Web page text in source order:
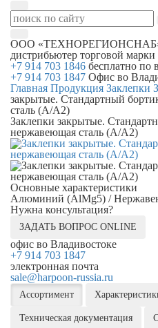
ООО
дистрибьютер торговой марки
+7 914 703 1846 бесплатно по
+7 914 703 1847 Офис во
Главная Продукция Заклепки
закрытые. Стандартный
сталь (А/А2)
Заклепки закрытые.
нержавеющая сталь (А/А2)
Основные характеристики
Алюминий (AlMg5) /
Нужна консультация?
ЗАДАТЬ ВОПРОС ONLINE
офис во Владивостоке
+7 914 703 1847
электронная почта
sale@harpoon-russia.ru
Ассортимент
Техническая документация